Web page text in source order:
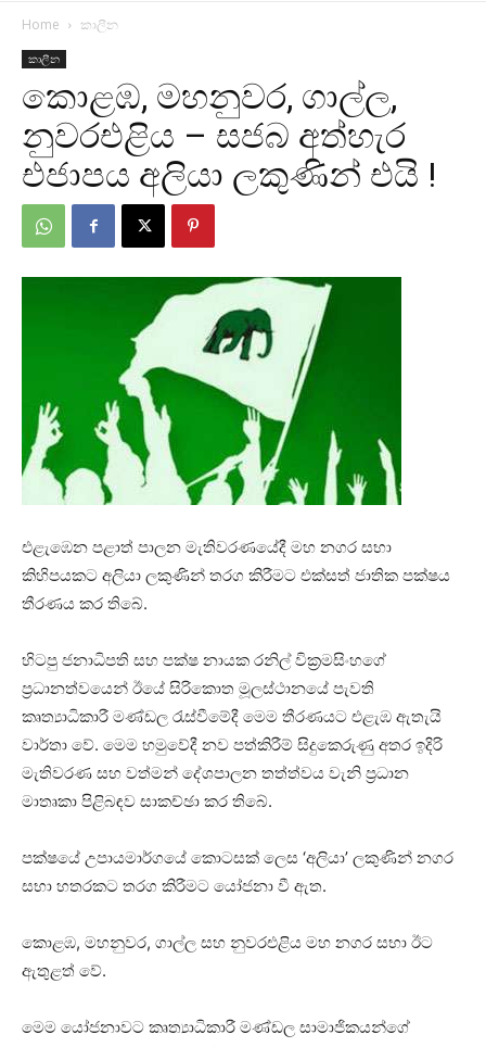
Home කාලීන
කාලීන
කොළඹ, මහනුවර, ගාල්ල,
නුවරඑළිය – සජබ අත්හැර
එජාපය අලියා ලකුණින් එයි !
එළැඹෙන පළාත් පාලන මැතිවරණයේදී මහ නගර සභා
කිහිපයකට අලියා ලකුණින් තරග කිරීමට එක්සත් ජාතික පක්ෂය
තීරණය කර තිබේ.
හිටපු ජනාධිපති සහ පක්ෂ නායක රනිල් වික්‍රමසිංහගේ
ප්‍රධානත්වයෙන් ඊයේ සිරිකොත මූලස්ථානයේ පැවති
කෘත්‍යාධිකාරී මණ්ඩල රැස්වීමේදී මෙම තීරණයට එළැඹ ඇතැයි
වාර්තා වේ. මෙම හමුවේදී නව පත්කිරීම් සිදුකෙරුණු අතර ඉදිරි
මැතිවරණ සහ වත්මන් දේශපාලන තත්ත්වය වැනි ප්‍රධාන
මාතෘකා පිළිබඳව සාකච්ඡා කර තිබේ.
පක්ෂයේ උපායමාර්ගයේ කොටසක් ලෙස ‘අලියා’ ලකුණින් නගර
සභා හතරකට තරග කිරීමට යෝජනා වී ඇත.
කොළඹ, මහනුවර, ගාල්ල සහ නුවරඑළිය මහ නගර සභා ඊට
ඇතුළත් වේ.
මෙම යෝජනාවට කෘත්‍යාධිකාරී මණ්ඩල සාමාජිකයන්ගේ